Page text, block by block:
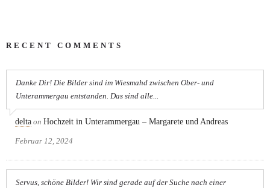
RECENT COMMENTS
Danke Dir! Die Bilder sind im Wiesmahd zwischen Ober- und
Unterammergau entstanden. Das sind alle...
delta on Hochzeit in Unterammergau – Margarete und Andreas
Februar 12, 2024
Servus, schöne Bilder! Wir sind gerade auf der Suche nach einer